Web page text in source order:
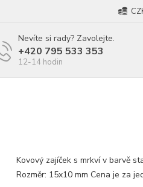
Nevíte si rady? Zavolejte.
+420 795 533 353
12-14 hodin
Kovový zajíček s mrkví v barvě
Rozměr: 15x10 mm Cena je za